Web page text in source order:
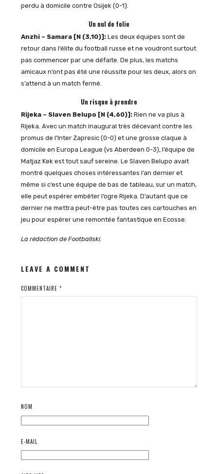
perdu à domicile contre Osijek (0-1).
Un nul de folie
Anzhi – Samara [N (3,10)]: Les deux équipes sont de
retour dans l’élite du football russe et ne voudront surtout
pas commencer par une défaite. De plus, les matchs
amicaux n’ont pas été une réussite pour les deux, alors on
s’attend à un match fermé.
Un risque à prendre
Rijeka – Slaven Belupo [N (4,60)]: Rien ne va plus à
Rijeka. Avec un match inaugural très décevant contre les
promus de l’Inter Zapresic (0-0) et une grosse claque à
domicile en Europa League (vs Aberdeen 0-3), l’équipe de
Matjaz Kek est tout sauf sereine. Le Slaven Belupo avait
montré quelques choses intéressantes l’an dernier et
même si c’est une équipe de bas de tableau, sur un match,
elle peut espérer embêter l’ogre Rijeka. D’autant que ce
dernier ne mettra peut-être pas toutes ces cartouches en
jeu pour espérer une remontée fantastique en Ecosse.
La rédaction de Footballski.
LEAVE A COMMENT
COMMENTAIRE *
NOM
E-MAIL